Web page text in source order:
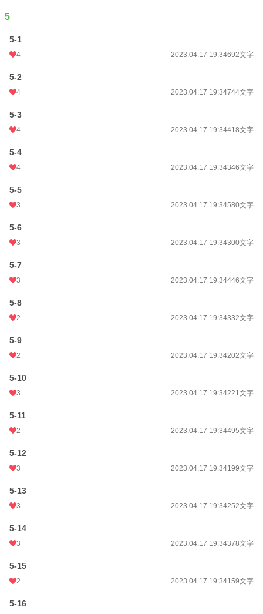
5
5-1
4 2023.04.17 19:34692文字
5-2
4 2023.04.17 19:34744文字
5-3
4 2023.04.17 19:34418文字
5-4
4 2023.04.17 19:34346文字
5-5
3 2023.04.17 19:34580文字
5-6
3 2023.04.17 19:34300文字
5-7
3 2023.04.17 19:34446文字
5-8
2 2023.04.17 19:34332文字
5-9
2 2023.04.17 19:34202文字
5-10
3 2023.04.17 19:34221文字
5-11
2 2023.04.17 19:34495文字
5-12
3 2023.04.17 19:34199文字
5-13
3 2023.04.17 19:34252文字
5-14
3 2023.04.17 19:34378文字
5-15
2 2023.04.17 19:34159文字
5-16